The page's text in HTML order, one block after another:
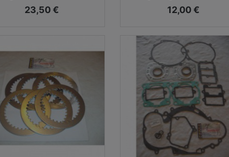
Prix
23,50 € Prix
12,00 €